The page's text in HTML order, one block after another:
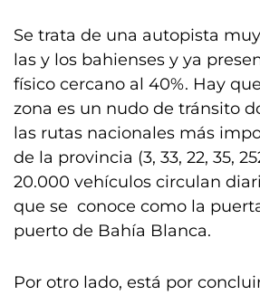
Se trata de una autopista
las y los bahienses y ya
físico cercano al 40%. Hay
zona es un nudo de tránsito
las rutas nacionales más
de la provincia (3, 33, 22, 35,
20.000 vehículos circulan
que se conoce como la
puerto de Bahía Blanca.
Por otro lado, está por